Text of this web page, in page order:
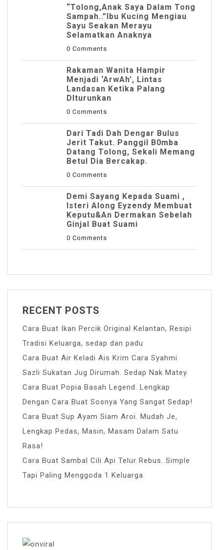
“Tolong,Anak Saya Dalam Tong
Sampah..”Ibu Kucing Mengiau
Sayu Seakan Merayu
Selamatkan Anaknya
0 Comments
Rakaman Wanita Hampir
Menjadi ‘ArwAh’, Lintas
Landasan Ketika Palang
DIturunkan
0 Comments
Dari Tadi Dah Dengar Bulus
Jerit Takut. Panggil B0mba
Datang Tolong, Sekali Memang
Betul Dia Bercakap.
0 Comments
Demi Sayang Kepada Suami ,
Isteri Along Eyzendy Membuat
Keputu&an Dermakan Sebelah
Ginjal Buat Suami
0 Comments
RECENT POSTS
Cara Buat Ikan Percik Original Kelantan, Resipi
Tradisi Keluarga, sedap dan padu
Cara Buat Air Keladi Ais Krim Cara Syahmi
Sazli Sukatan Jug Dirumah. Sedap Nak Matey.
Cara Buat Popia Basah Legend. Lengkap
Dengan Cara Buat Sosnya Yang Sangat Sedap!
Cara Buat Sup Ayam Siam Aroi. Mudah Je,
Lengkap Pedas, Masin, Masam Dalam Satu
Rasa!
Cara Buat Sambal Cili Api Telur Rebus. Simple
Tapi Paling Menggoda 1 Keluarga.